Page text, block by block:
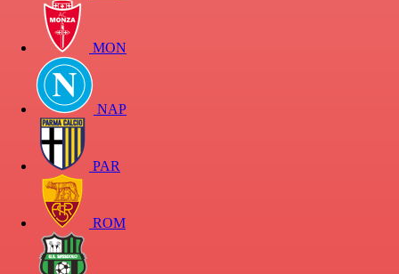
MON
NAP
PAR
ROM